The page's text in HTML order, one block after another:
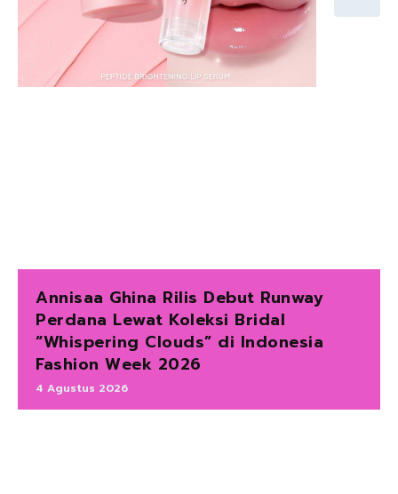
Annisaa Ghina Rilis Debut Runway
Perdana Lewat Koleksi Bridal
“Whispering Clouds” di Indonesia
Fashion Week 2026
4 Agustus 2026